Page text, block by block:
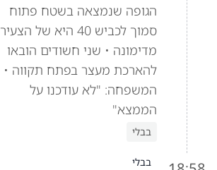
הגופה שנמצאה בשטח פתוח
סמוך לכביש 40 היא של הצעיר
מדימונה • שני חשודים הובאו
להארכת מעצר בפתח תקווה •
המשפחה: "לא עודכנו על
הממצא"
בבלי
בבלי